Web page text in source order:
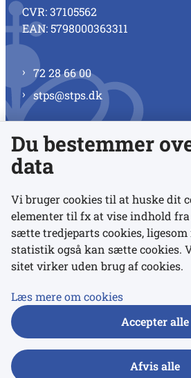
CVR: 37105562
EAN: 5798000363311
72 28 66 00
stps@stps.dk
Se alle kontaktnumre
Links
Udgivelser
Du bestemmer
data
Vi bruger cookies til at huske dit
elementer til fx at vise indhold
sætte tredjeparts cookies,
statistik også kan sætte cookies.
sitet virker uden brug af cookies.
Læs mere om cookies
Accepter alle
Afvis alle